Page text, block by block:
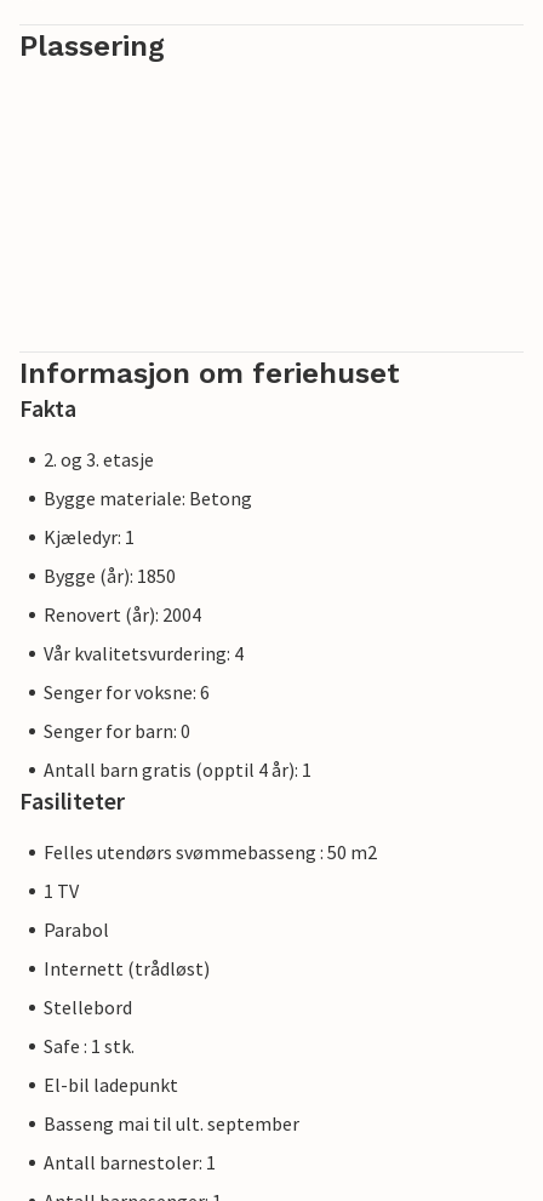
Plassering
Informasjon om feriehuset
Fakta
2. og 3. etasje
Bygge materiale: Betong
Kjæledyr: 1
Bygge (år): 1850
Renovert (år): 2004
Vår kvalitetsvurdering: 4
Senger for voksne: 6
Senger for barn: 0
Antall barn gratis (opptil 4 år): 1
Fasiliteter
Felles utendørs svømmebasseng : 50 m2
1 TV
Parabol
Internett (trådløst)
Stellebord
Safe : 1 stk.
El-bil ladepunkt
Basseng mai til ult. september
Antall barnestoler: 1